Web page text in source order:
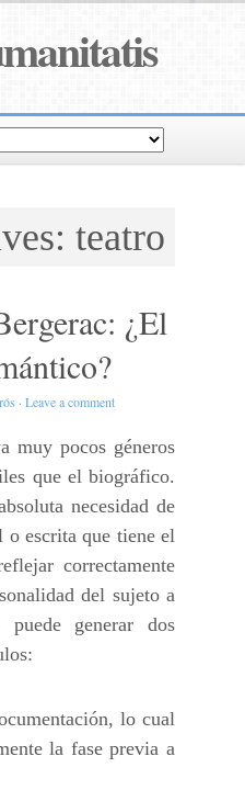
teatro
¿El
· Leave a comment
muy pocos géneros
que el biográfico.
necesidad de
o escrita que tiene el
correctamente
del sujeto a
generar dos
lo cual
la fase previa a